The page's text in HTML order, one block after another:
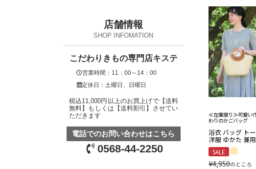
店舗情報
SHOP INFOMATION
こだわりきもの専門店キステ
営業時間：11：00～14：00
定休日：土曜日、日曜日
税込11,000円以上のお買上げで【送料
無料】もしくは【送料割引】させてい
ただきます
電話でのお問い合わせはこちら
0568-44-2250
≪在庫限り≫可愛い
わりのかごバッグ
浴衣 バッグ ト
洋服 ゆかた 兼
リジナル ヒヤシ
ベトナム製
SALE
¥4,950のところ